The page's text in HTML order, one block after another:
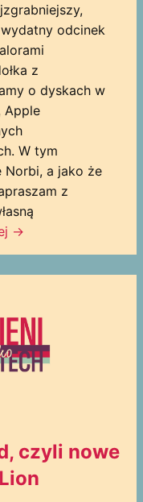
odcinek
z
o dyskach w
Apple
W tym
Norbi, a jako że
z
→
czyli nowe